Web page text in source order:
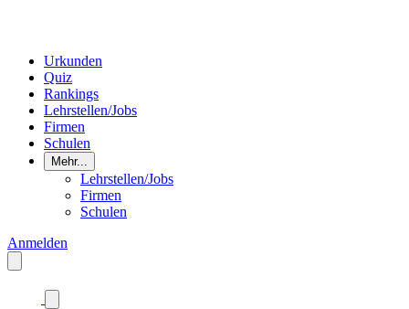
Urkunden
Quiz
Rankings
Lehrstellen/Jobs
Firmen
Schulen
Mehr...
Lehrstellen/Jobs
Firmen
Schulen
Anmelden